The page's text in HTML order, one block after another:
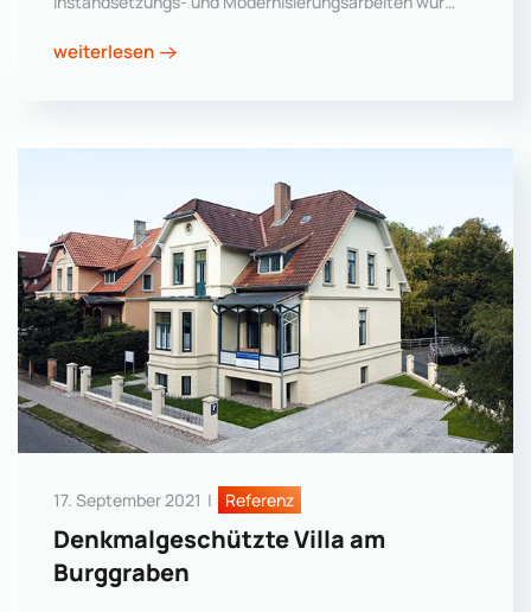
weiterlesen
17. September 2021 | Referenz
Denkmalgeschützte Villa am
Burggraben